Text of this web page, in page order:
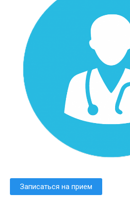
Записаться на прием